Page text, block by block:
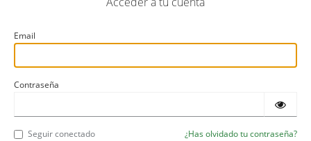
Email
Contraseña
Seguir conectado ¿Has olvidado tu contraseña?